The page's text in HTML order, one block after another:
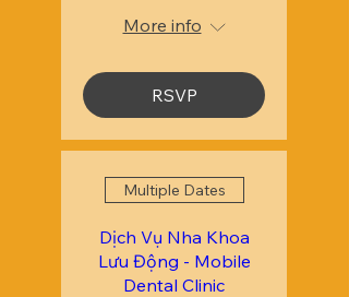
More info
RSVP
Multiple Dates
Dịch Vụ Nha Khoa
Lưu Động - Mobile
Dental Clinic